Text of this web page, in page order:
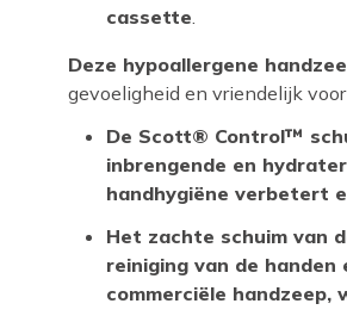
cassette.
Deze hypoallergene
gevoeligheid en vriendelijk
De Scott® Control™
inbrengende en
handhygiëne verbetert
Het zachte schuim van
reiniging van de
commerciële